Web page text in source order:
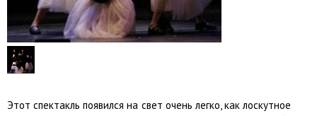
Этот спектакль появился на свет очень легко, как лоскутное